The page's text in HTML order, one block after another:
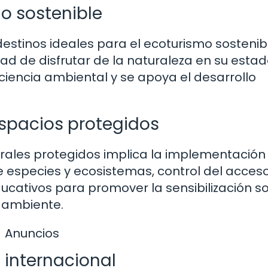
sostenible
ideales para el ecoturismo
de disfrutar de la naturaleza en su
ambiental y se apoya el desarrollo
protegidos
protegidos implica la
y ecosistemas, control del
para promover la sensibilización
Anuncios